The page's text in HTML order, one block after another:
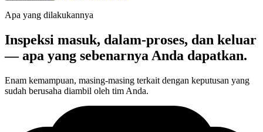
Apa yang dilakukannya
Inspeksi masuk, dalam-proses, dan keluar
— apa yang sebenarnya Anda dapatkan.
Enam kemampuan, masing-masing terkait dengan keputusan yang
sudah berusaha diambil oleh tim Anda.